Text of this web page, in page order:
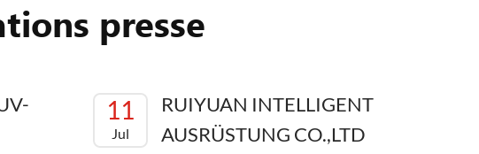
presse
11
Jul
RUIYUAN INTELLIGENT
AUSRÜSTUNG CO.,LTD